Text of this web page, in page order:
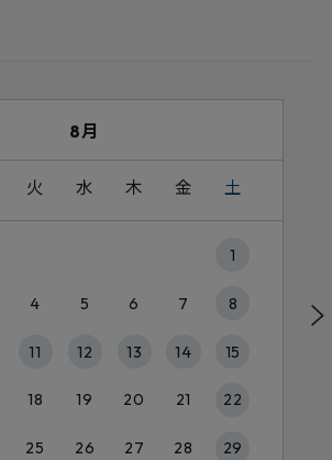
8月
火 水 木 金 土
1
4 5 6 7 8
11 12 13 14 15
18 19 20 21 22
25 26 27 28 29